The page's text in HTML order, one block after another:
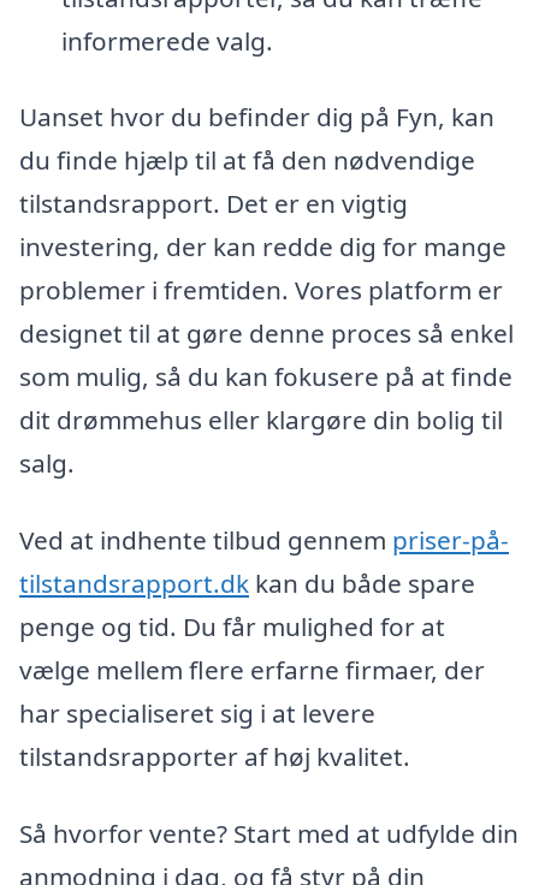
informerede valg.
Uanset hvor du befinder dig på Fyn, kan
du finde hjælp til at få den nødvendige
tilstandsrapport. Det er en vigtig
investering, der kan redde dig for mange
problemer i fremtiden. Vores platform er
designet til at gøre denne proces så enkel
som mulig, så du kan fokusere på at finde
dit drømmehus eller klargøre din bolig til
salg.
Ved at indhente tilbud gennem priser-på-
tilstandsrapport.dk kan du både spare
penge og tid. Du får mulighed for at
vælge mellem flere erfarne firmaer, der
har specialiseret sig i at levere
tilstandsrapporter af høj kvalitet.
Så hvorfor vente? Start med at udfylde din
anmodning i dag, og få styr på din